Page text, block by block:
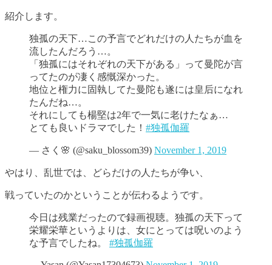
紹介します。
独孤の天下…この予言でどれだけの人たちが血を
流したんだろう…。
「独孤にはそれぞれの天下がある」って曼陀が言
ってたのが凄く感慨深かった。
地位と権力に固執してた曼陀も遂には皇后になれ
たんだね…。
それにしても楊堅は2年で一気に老けたなぁ…
とても良いドラマでした！ #独孤伽羅
— さく🌸 (@saku_blossom39) November 1, 2019
やはり、乱世では、どらだけの人たちが争い、
戦っていたのかということが伝わるようです。
今日は残業だったので録画視聴。独孤の天下って
栄耀栄華というよりは、女にとっては呪いのよう
な予言でしたね。 #独孤伽羅